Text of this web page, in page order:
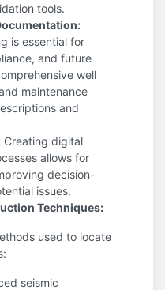
tools.
is essential for
and future
well
maintenance
and
Creating digital
allows for
decision-
issues.
Techniques:
used to locate
seismic